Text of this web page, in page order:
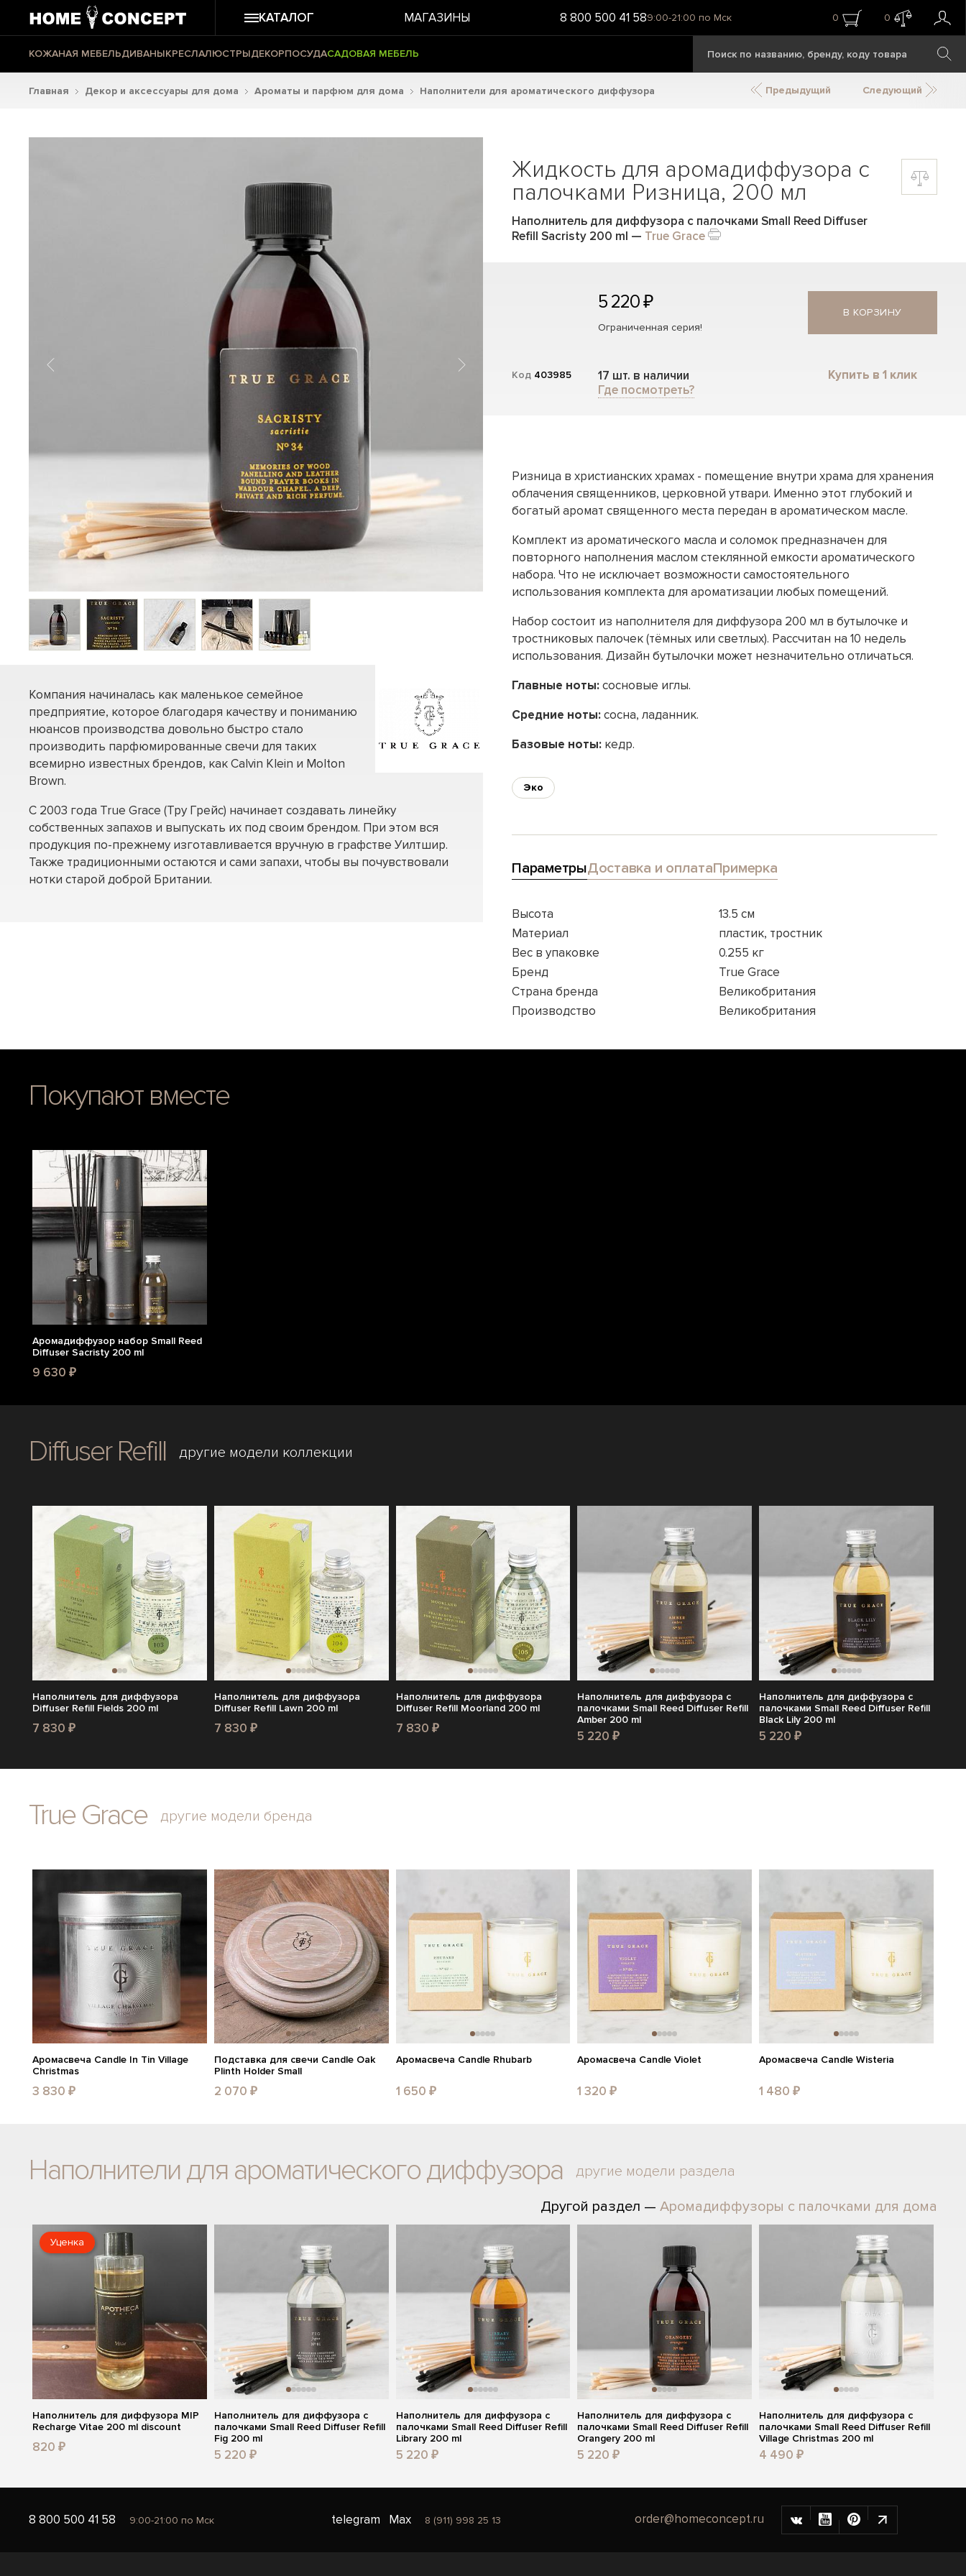
КАТАЛОГ МАГАЗИНЫ 8 800 500 41 589:00-21:00 по Мск 0 0
КОЖАНАЯ МЕБЕЛЬДИВАНЫКРЕСЛАЛЮСТРЫДЕКОРПОСУДАСАДОВАЯ МЕБЕЛЬ
Главная Декор и аксессуары для дома Ароматы и парфюм для дома Наполнители для ароматического диффузора Предыдущий Следующий
Компания начиналась как маленькое семейное
предприятие, которое благодаря качеству и пониманию
нюансов производства довольно быстро стало
производить парфюмированные свечи для таких
всемирно известных брендов, как Calvin Klein и Molton
Brown.
C 2003 года True Grace (Тру Грейс) начинает создавать линейку
собственных запахов и выпускать их под своим брендом. При этом вся
продукция по-прежнему изготавливается вручную в графстве Уилтшир.
Также традиционными остаются и сами запахи, чтобы вы почувствовали
нотки старой доброй Британии.
Жидкость для аромадиффузора с
палочками Ризница, 200 мл
Наполнитель для диффузора с палочками Small Reed Diffuser
Refill Sacristy 200 ml — True Grace
Код 403985
5 220 ₽
Ограниченная серия!
17 шт. в наличии
Где посмотреть?
В КОРЗИНУ
Купить в 1 клик
Ризница в христианских храмах - помещение внутри храма для хранения
облачения священников, церковной утвари. Именно этот глубокий и
богатый аромат священного места передан в ароматическом масле.
Комплект из ароматического масла и соломок предназначен для
повторного наполнения маслом стеклянной емкости ароматического
набора. Что не исключает возможности самостоятельного
использования комплекта для ароматизации любых помещений.
Набор состоит из наполнителя для диффузора 200 мл в бутылочке и
тростниковых палочек (тёмных или светлых). Рассчитан на 10 недель
использования. Дизайн бутылочки может незначительно отличаться.
Главные ноты:сосновые иглы.
Средние ноты:сосна, ладанник.
Базовые ноты: кедр.
Эко
ПараметрыДоставка и оплатаПримерка
Высота
13.5 см
Материал
пластик, тростник
Вес в упаковке
0.255 кг
Бренд
True Grace
Страна бренда
Великобритания
Производство
Великобритания
Покупают вместе
Аромадиффузор набор Small Reed
Diffuser Sacristy 200 ml
9 630 ₽
Diffuser Refill другие модели коллекции
Наполнитель для диффузора
Diffuser Refill Fields 200 ml
7 830 ₽
Наполнитель для диффузора
Diffuser Refill Lawn 200 ml
7 830 ₽
Наполнитель для диффузора
Diffuser Refill Moorland 200 ml
7 830 ₽
Наполнитель для диффузора с
палочками Small Reed Diffuser Refill
Amber 200 ml
5 220 ₽
Наполнитель для диффузора с
палочками Small Reed Diffuser Refill
Black Lily 200 ml
5 220 ₽
True Grace другие модели бренда
Аромасвеча Candle In Tin Village
Christmas
3 830 ₽
Подставка для свечи Candle Oak
Plinth Holder Small
2 070 ₽
Аромасвеча Candle Rhubarb
1 650 ₽
Аромасвеча Candle Violet
1 320 ₽
Аромасвеча Candle Wisteria
1 480 ₽
Наполнители для ароматического диффузора другие модели раздела
Другой раздел — Аромадиффузоры с палочками для дома
Уценка
Наполнитель для диффузора MIP
Recharge Vitae 200 ml discount
820 ₽
Наполнитель для диффузора с
палочками Small Reed Diffuser Refill
Fig 200 ml
5 220 ₽
Наполнитель для диффузора с
палочками Small Reed Diffuser Refill
Library 200 ml
5 220 ₽
Наполнитель для диффузора с
палочками Small Reed Diffuser Refill
Orangery 200 ml
5 220 ₽
Наполнитель для диффузора с
палочками Small Reed Diffuser Refill
Village Christmas 200 ml
4 490 ₽
8 800 500 41 58 9:00-21:00 по Мск telegram Max 8 (911) 998 25 13 order@homeconcept.ru